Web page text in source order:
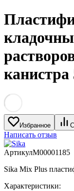
канистра
Избранное
Написать отзыв
АртикулM00001185
Sika Mix Plus
Характеристики: